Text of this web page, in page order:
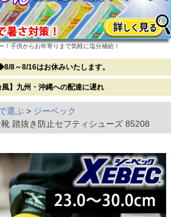
！子供からお年寄りまで気軽に塩分補給！
8～8/16はお休みいたします。
風】九州・沖縄への配達に遅れ
選ぶ
ジーベック
踏抜き防止セフティシューズ 85208